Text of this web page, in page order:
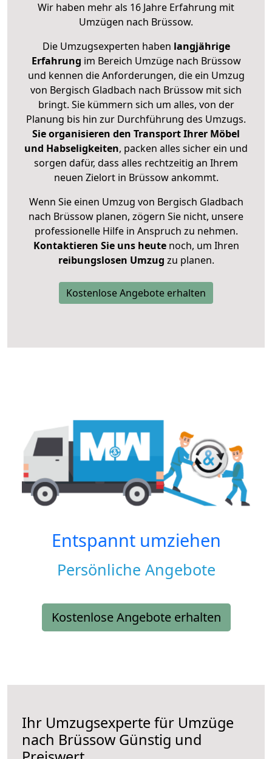
Wir haben mehr als 16 Jahre Erfahrung mit
Umzügen nach Brüssow.
Die Umzugsexperten haben langjährige
Erfahrung im Bereich Umzüge nach Brüssow
und kennen die Anforderungen, die ein Umzug
von Bergisch Gladbach nach Brüssow mit sich
bringt. Sie kümmern sich um alles, von der
Planung bis hin zur Durchführung des Umzugs.
Sie organisieren den Transport Ihrer Möbel
und Habseligkeiten, packen alles sicher ein und
sorgen dafür, dass alles rechtzeitig an Ihrem
neuen Zielort in Brüssow ankommt.
Wenn Sie einen Umzug von Bergisch Gladbach
nach Brüssow planen, zögern Sie nicht, unsere
professionelle Hilfe in Anspruch zu nehmen.
Kontaktieren Sie uns heutenoch, um Ihren
reibungslosen Umzug zu planen.
Kostenlose Angebote erhalten
Entspannt umziehen
Persönliche Angebote
Kostenlose Angebote erhalten
Ihr Umzugsexperte für Umzüge
nach Brüssow Günstig und